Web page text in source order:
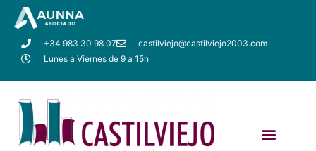
+34 983 30 98 07
castilviejo@castilviejo2003.com
Lunes a Viernes de 9 a 15h